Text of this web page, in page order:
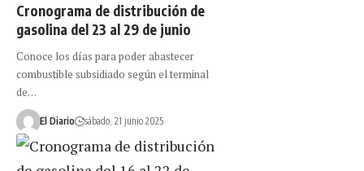
Cronograma de distribución de
gasolina del 23 al 29 de junio
Conoce los días para poder abastecer
combustible subsidiado según el terminal
de…
El Diario sábado, 21 junio 2025